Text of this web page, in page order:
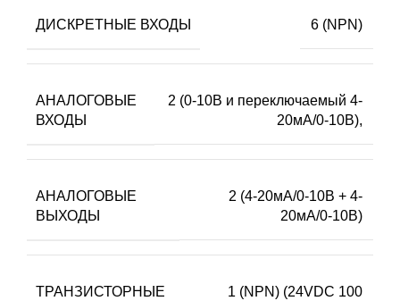
ДИСКРЕТНЫЕ ВХОДЫ 6 (NPN)
АНАЛОГОВЫЕ
ВХОДЫ
2 (0-10В и переключаемый 4-
20мА/0-10В),
АНАЛОГОВЫЕ
ВЫХОДЫ
2 (4-20мА/0-10В + 4-
20мА/0-10В)
ТРАНЗИСТОРНЫЕ
1 (NPN) (24VDC 100